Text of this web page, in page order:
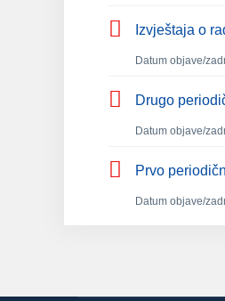
Izvještaja o
Datum objave/
Drugo
Datum objave/
Prvo
Datum objave/